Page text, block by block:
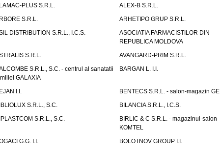
PLUS S.R.L.
ALEX-B S.R.L.
S.R.L.
ARHETIPO GRUP S.R.L.
DISTRIBUTION S.R.L., I.C.S.
ASOCIATIA FARMACISTILOR DIN
REPUBLICA MOLDOVA
S.R.L.
AVANGARD-PRIM S.R.L.
S.R.L., S.C. - centrul al sanatatii
GALAXIA
BARGAN L. I.I.
I.I.
BENTECS S.R.L. - salon-magazin
S.R.L., S.C.
BILANCIA S.R.L., I.C.S.
S.R.L., S.C.
BIRLIC & C S.R.L. - magazinul-salon
KOMTEL
G.G. I.I.
BOLOTNOV GROUP I.I.